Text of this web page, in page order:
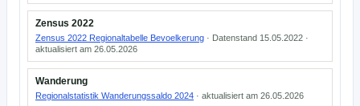
Zensus 2022
Zensus 2022 Regionaltabelle Bevoelkerung · Datenstand 15.05.2022 ·
aktualisiert am 26.05.2026
Wanderung
Regionalstatistik Wanderungssaldo 2024 · aktualisiert am 26.05.2026